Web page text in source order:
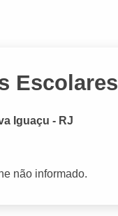
Escolares
Iguaçu - RJ
não informado.